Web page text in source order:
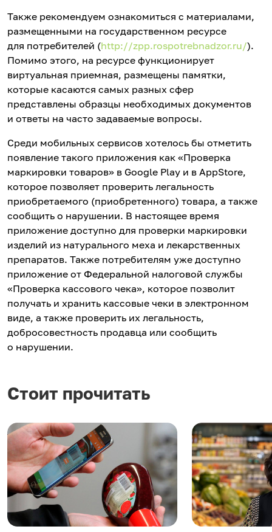
Также рекомендуем ознакомиться с материалами,
размещенными на государственном ресурсе
для потребителей (http://zpp.rospotrebnadzor.ru/).
Помимо этого, на ресурсе функционирует
виртуальная приемная, размещены памятки,
которые касаются самых разных сфер
представлены образцы необходимых документов
и ответы на часто задаваемые вопросы.
Среди мобильных сервисов хотелось бы отметить
появление такого приложения как «Проверка
маркировки товаров» в Google Play и в AppStore,
которое позволяет проверить легальность
приобретаемого (приобретенного) товара, а также
сообщить о нарушении. В настоящее время
приложение доступно для проверки маркировки
изделий из натурального меха и лекарственных
препаратов. Также потребителям уже доступно
приложение от Федеральной налоговой службы
«Проверка кассового чека», которое позволит
получать и хранить кассовые чеки в электронном
виде, а также проверить их легальность,
добросовестность продавца или сообщить
о нарушении.
Стоит прочитать